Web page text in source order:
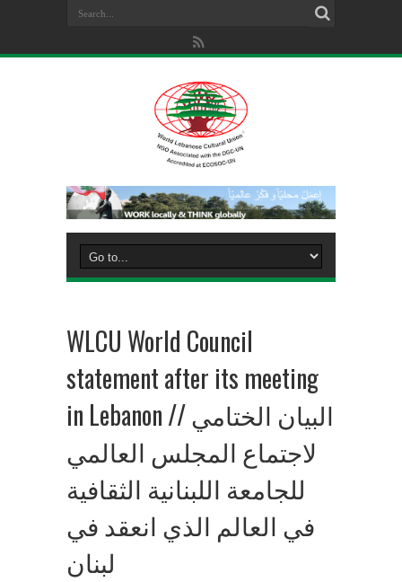
WLCU World Council
statement after its meeting
in Lebanon // البيان الختامي
لاجتماع المجلس العالمي
للجامعة اللبنانية الثقافية
في العالم الذي انعقد في
لبنان